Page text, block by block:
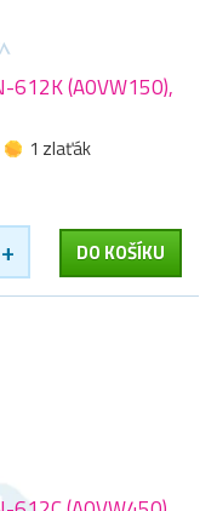
612K (A0VW150),
1 zlaťák
+ DO KOŠÍKU